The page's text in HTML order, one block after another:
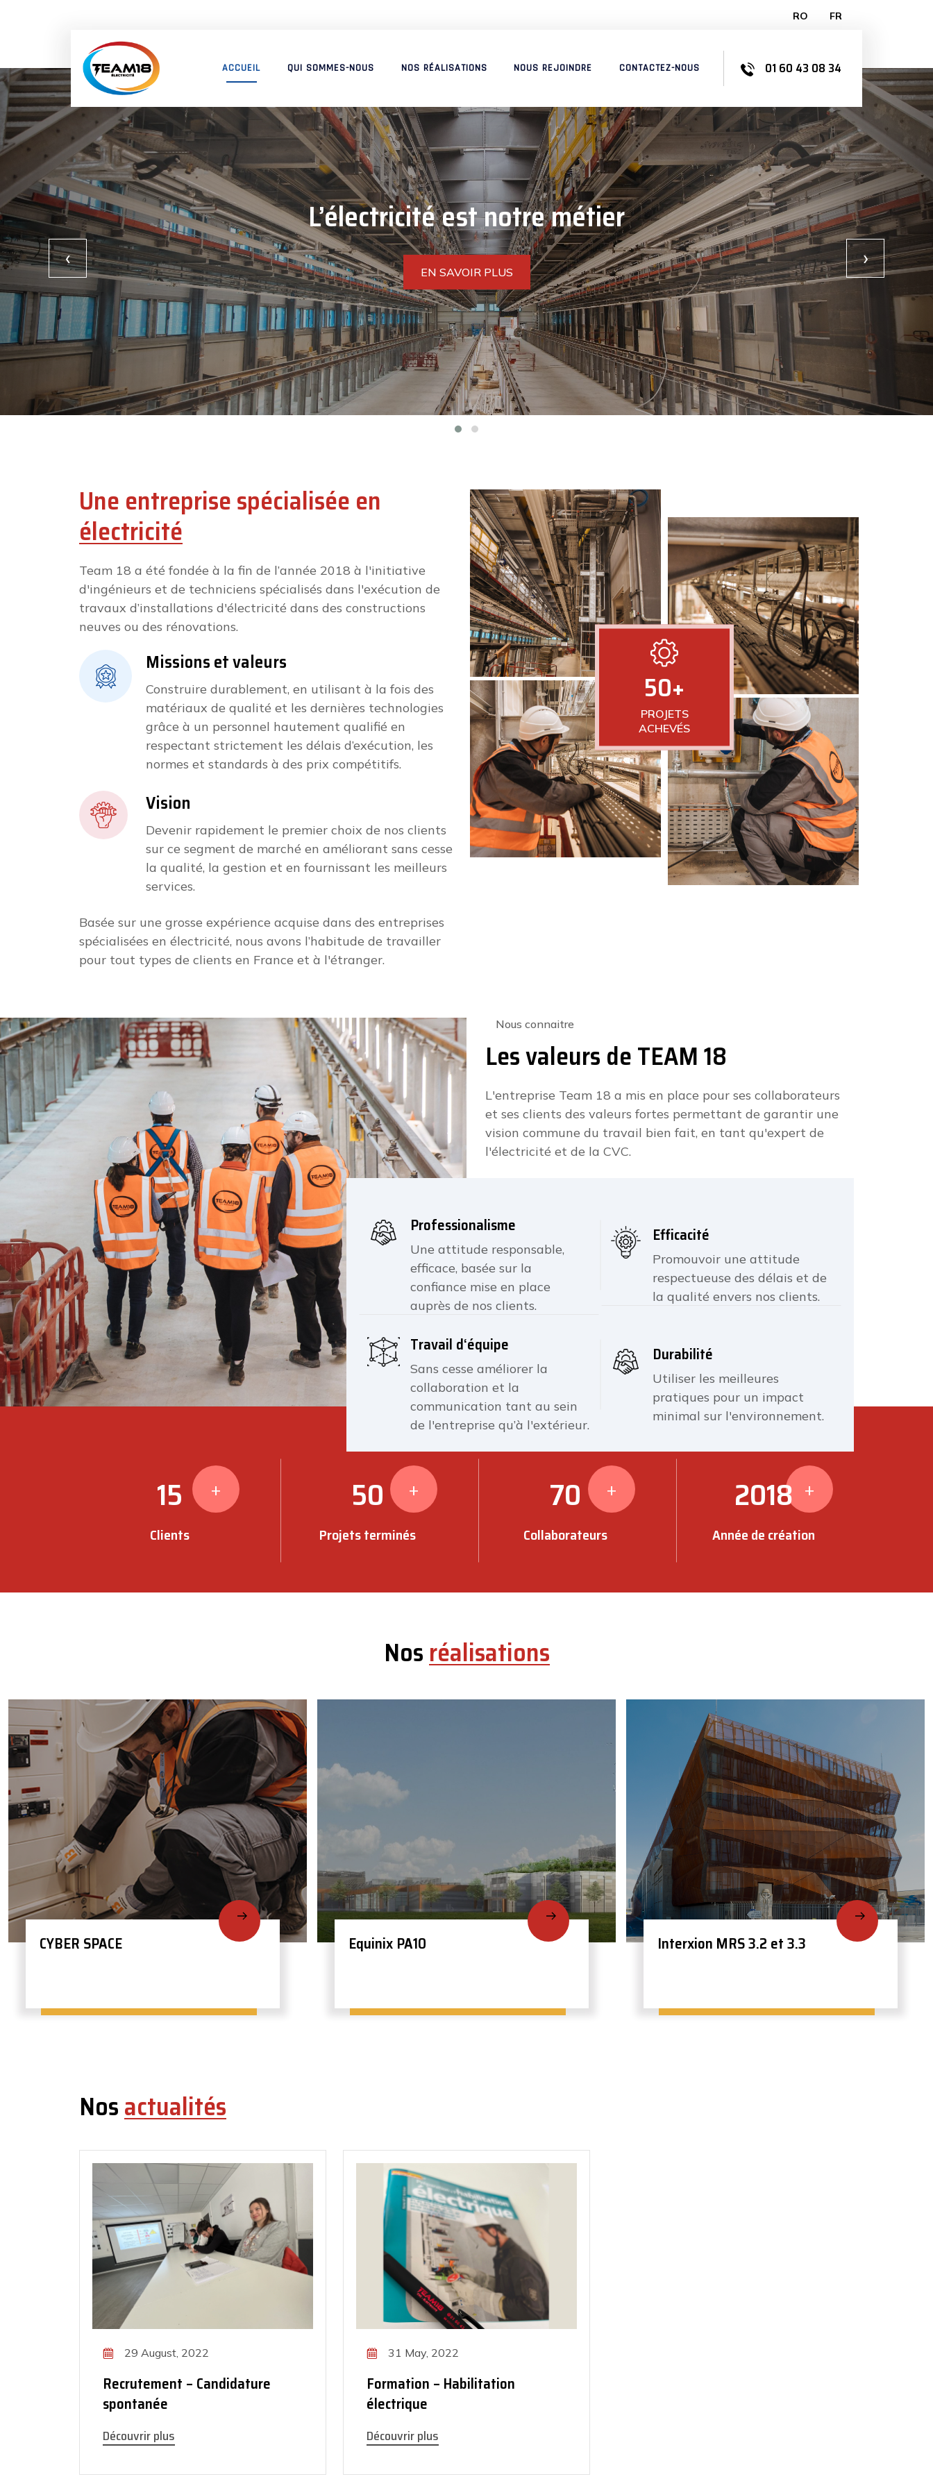
RO FR
ACCUEIL QUI SOMMES-NOUS NOS RÉALISATIONS NOUS REJOINDRE CONTACTEZ-NOUS 01 60 43 08 34
L’électricité est notre métier
EN SAVOIR PLUS
‹ ›
Une entreprise spécialisée en
électricité
Team 18 a été fondée à la fin de l’année 2018 à l'initiative
d'ingénieurs et de techniciens spécialisés dans l'exécution de
travaux d’installations d'électricité dans des constructions
neuves ou des rénovations.
Missions et valeurs
Construire durablement, en utilisant à la fois des
matériaux de qualité et les dernières technologies
grâce à un personnel hautement qualifié en
respectant strictement les délais d’exécution, les
normes et standards à des prix compétitifs.
Vision
Devenir rapidement le premier choix de nos clients
sur ce segment de marché en améliorant sans cesse
la qualité, la gestion et en fournissant les meilleurs
services.
Basée sur une grosse expérience acquise dans des entreprises
spécialisées en électricité, nous avons l’habitude de travailler
pour tout types de clients en France et à l'étranger.
50+
PROJETS
ACHEVÉS
Nous connaitre
Les valeurs de TEAM 18
L'entreprise Team 18 a mis en place pour ses collaborateurs
et ses clients des valeurs fortes permettant de garantir une
vision commune du travail bien fait, en tant qu'expert de
l'électricité et de la CVC.
Professionalisme
Une attitude responsable,
efficace, basée sur la
confiance mise en place
auprès de nos clients.
Efficacité
Promouvoir une attitude
respectueuse des délais et de
la qualité envers nos clients.
Travail d‘équipe
Sans cesse améliorer la
collaboration et la
communication tant au sein
de l'entreprise qu’à l'extérieur.
Durabilité
Utiliser les meilleures
pratiques pour un impact
minimal sur l'environnement.
15 +
Clients
50 +
Projets terminés
70 +
Collaborateurs
2018 +
Année de création
Nosréalisations
CYBER SPACE Equinix PA10 Interxion MRS 3.2 et 3.3
Nosactualités
29 August, 2022
Recrutement – Candidature
spontanée
Découvrir plus
31 May, 2022
Formation – Habilitation
électrique
Découvrir plus